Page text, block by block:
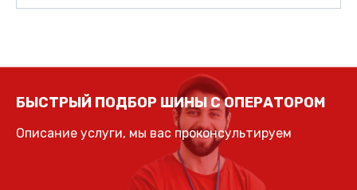
БЫСТРЫЙ ПОДБОР ШИНЫ С ОПЕРАТОРОМ
Описание услуги, мы вас проконсультируем